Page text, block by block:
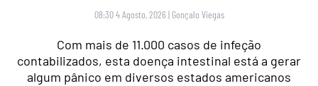
08:30 4 Agosto, 2026 | Gonçalo Viegas
Com mais de 11.000 casos de infeção
contabilizados, esta doença intestinal está a gerar
algum pânico em diversos estados americanos